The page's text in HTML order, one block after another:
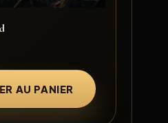
AU PANIER